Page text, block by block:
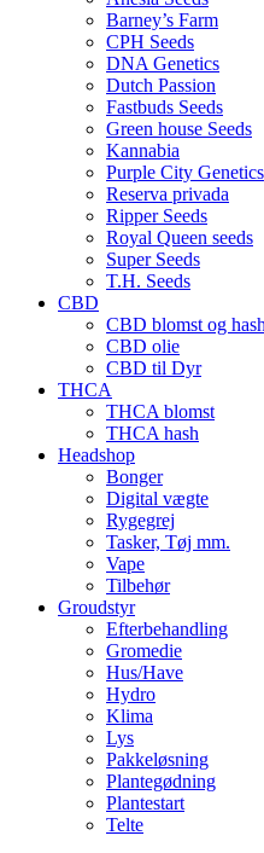
Barney’s Farm
CPH Seeds
DNA Genetics
Dutch Passion
Fastbuds Seeds
Green house Seeds
Kannabia
Purple City Genetics
Reserva privada
Ripper Seeds
Royal Queen seeds
Super Seeds
T.H. Seeds
CBD
CBD blomst og hash
CBD olie
CBD til Dyr
THCA
THCA blomst
THCA hash
Headshop
Bonger
Digital vægte
Rygegrej
Tasker, Tøj mm.
Vape
Tilbehør
Groudstyr
Efterbehandling
Gromedie
Hus/Have
Hydro
Klima
Lys
Pakkeløsning
Plantegødning
Plantestart
Telte